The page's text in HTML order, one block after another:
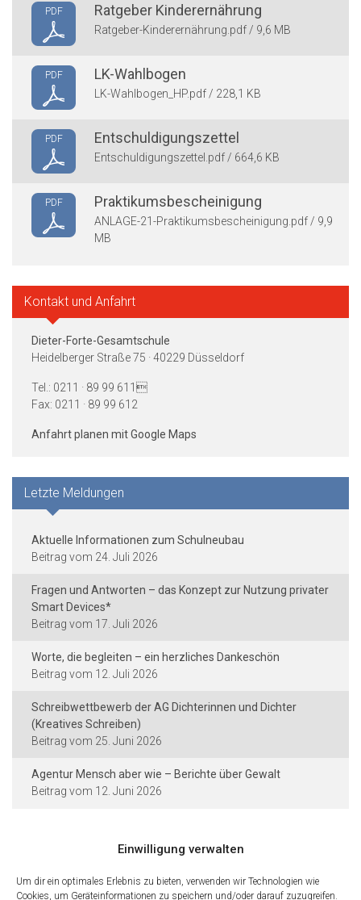
Einwilligung verwalten
Um dir ein optimales Erlebnis zu bieten, verwenden wir Technologien wie
Cookies, um Geräteinformationen zu speichern und/oder darauf zuzugreifen.
PDF Ratgeber Kinderernährung
Ratgeber-Kinderernährung.pdf / 9,6 MB
PDF LK-Wahlbogen
LK-Wahlbogen_HP.pdf / 228,1 KB
PDF Entschuldigungszettel
Entschuldigungszettel.pdf / 664,6 KB
PDF Praktikumsbescheinigung
ANLAGE-21-Praktikumsbescheinigung.pdf / 9,9
MB
Kontakt und Anfahrt
Dieter-Forte-Gesamtschule
Heidelberger Straße 75 · 40229 Düsseldorf
Tel.: 0211 · 89 99 611
Fax: 0211 · 89 99 612
Anfahrt planen mit Google Maps
Letzte Meldungen
Aktuelle Informationen zum Schulneubau
24. Juli 2026
Fragen und Antworten – das Konzept zur Nutzung privater
Smart Devices*
17. Juli 2026
Worte, die begleiten – ein herzliches Dankeschön
12. Juli 2026
Schreibwettbewerb der AG Dichterinnen und Dichter
(Kreatives Schreiben)
25. Juni 2026
Agentur Mensch aber wie – Berichte über Gewalt
12. Juni 2026
Kontakt und Rechtliches
Städtische Dieter-Forte-Gesamtschule